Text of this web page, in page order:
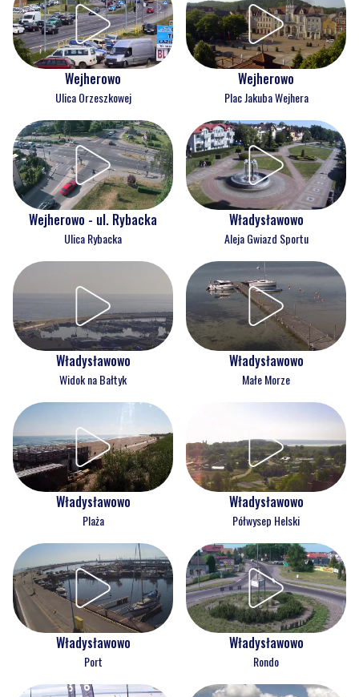
Wejherowo
Ulica Orzeszkowej
Wejherowo
Plac Jakuba Wejhera
Wejherowo - ul. Rybacka
Ulica Rybacka
Władysławowo
Aleja Gwiazd Sportu
Władysławowo
Widok na Bałtyk
Władysławowo
Małe Morze
Władysławowo
Plaża
Władysławowo
Półwysep Helski
Władysławowo
Port
Władysławowo
Rondo